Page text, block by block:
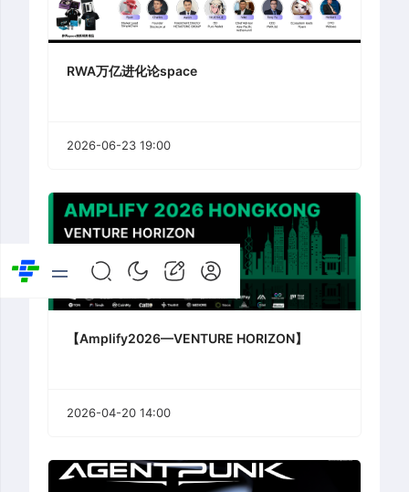
RWA万亿进化论space
2026-06-23 19:00
【Amplify2026—VENTURE HORIZON】
2026-04-20 14:00